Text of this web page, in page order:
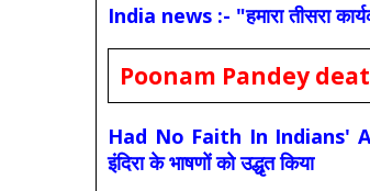
India news :- "हमारा तीसरा
Poonam Pandey death
Had No Faith In Indians'
इंदिरा के भाषणों को उद्धृत किया